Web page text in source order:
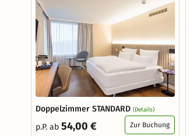
Doppelzimmer STANDARD (Details)
p.P. ab 54,00 € Zur Buchung